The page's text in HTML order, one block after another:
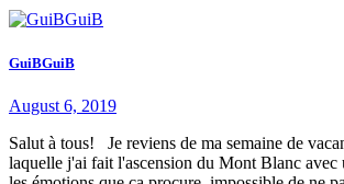
GuiBGuiB
August 6, 2019
Salut à tous! Je reviens de ma semaine de
laquelle j'ai fait l'ascension du Mont Blanc